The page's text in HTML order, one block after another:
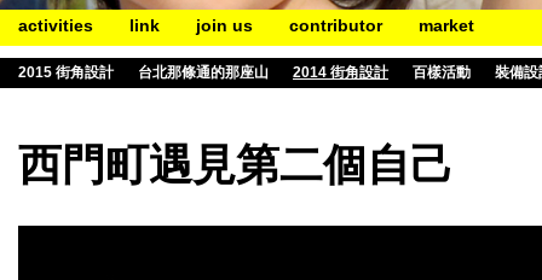
activities link join us contributor market
2015 街角設計 台北那條通的那座山 2014 街角設計 百樣活動 裝備設
西門町遇見第二個自己